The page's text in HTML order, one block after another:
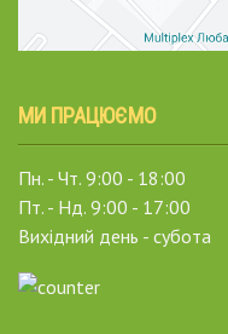
МИ ПРАЦЮЄМО
Пн. - Чт. 9:00 - 18:00
Пт. - Нд. 9:00 - 17:00
Вихідний день - субота